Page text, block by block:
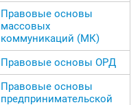
Правовые основы
массовых
коммуникаций (МК)
Правовые основы ОРД
Правовые основы
предпринимательской